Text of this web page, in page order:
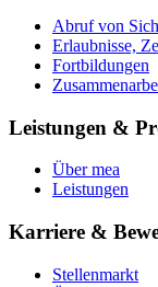
Abruf von
Erlaubnisse,
Fortbildungen
Leistungen &
Über mea
Leistungen
Karriere &
Stellenmarkt